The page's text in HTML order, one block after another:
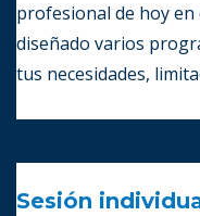
profesional de hoy en
diseñado varios
tus necesidades,
Sesión